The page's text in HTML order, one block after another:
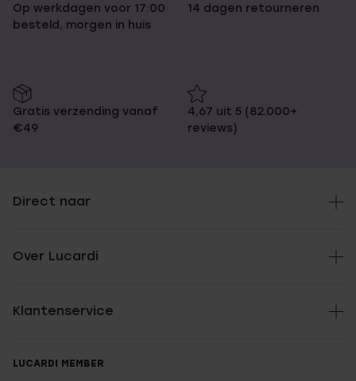
Op werkdagen voor 17:00
besteld, morgen in huis
14 dagen retourneren
Gratis verzending vanaf
€49
4,67 uit 5 (82.000+
reviews)
Direct naar
Over Lucardi
Klantenservice
LUCARDI MEMBER